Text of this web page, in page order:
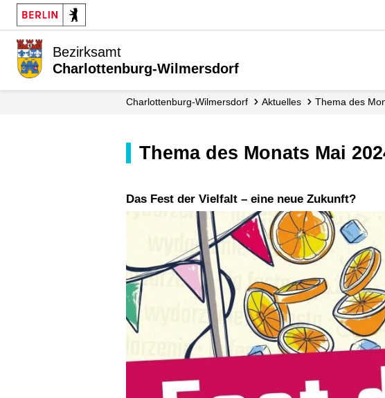
Bezirksamt
Charlottenburg-Wilmersdorf
Charlottenburg-Wilmersdorf Aktuelles Thema des
Thema des Monats Mai
Das Fest der Vielfalt – eine neue Zukunft?